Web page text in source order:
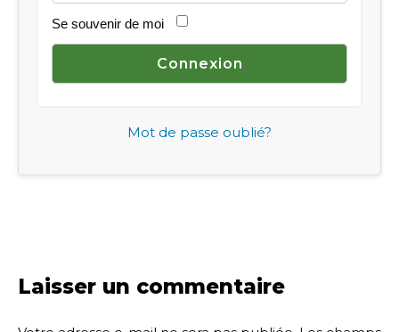
Se souvenir de moi
Mot de passe oublié?
Laisser un commentaire